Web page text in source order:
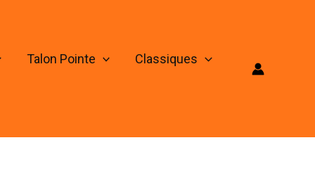
Talon Pointe Classiques